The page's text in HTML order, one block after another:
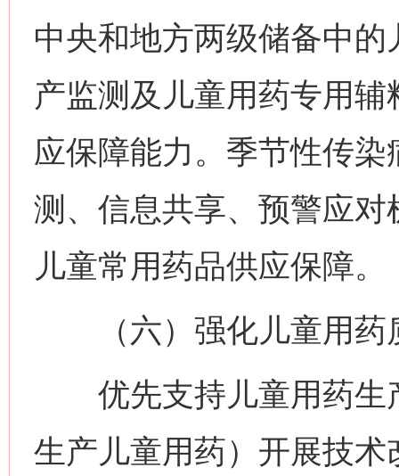
中央和地方两级储备中
产监测及儿童用药专用
应保障能力。季节性传
测、信息共享、预警应
儿童常用药品供应保障。
（六）强化儿童用药
优先支持儿童用药生
生产儿童用药）开展技